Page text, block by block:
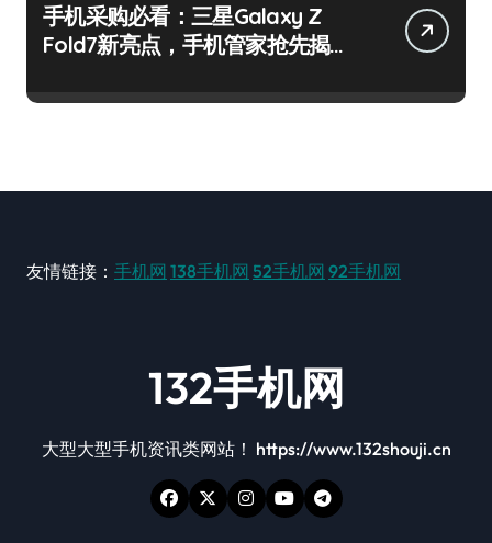
手机采购必看：三星Galaxy Z
Fold7新亮点，手机管家抢先揭
友情链接： 手机网 138手机网 52手机网 92手机网
132手机网
大型大型手机资讯类网站！ https://www.132shouji.cn